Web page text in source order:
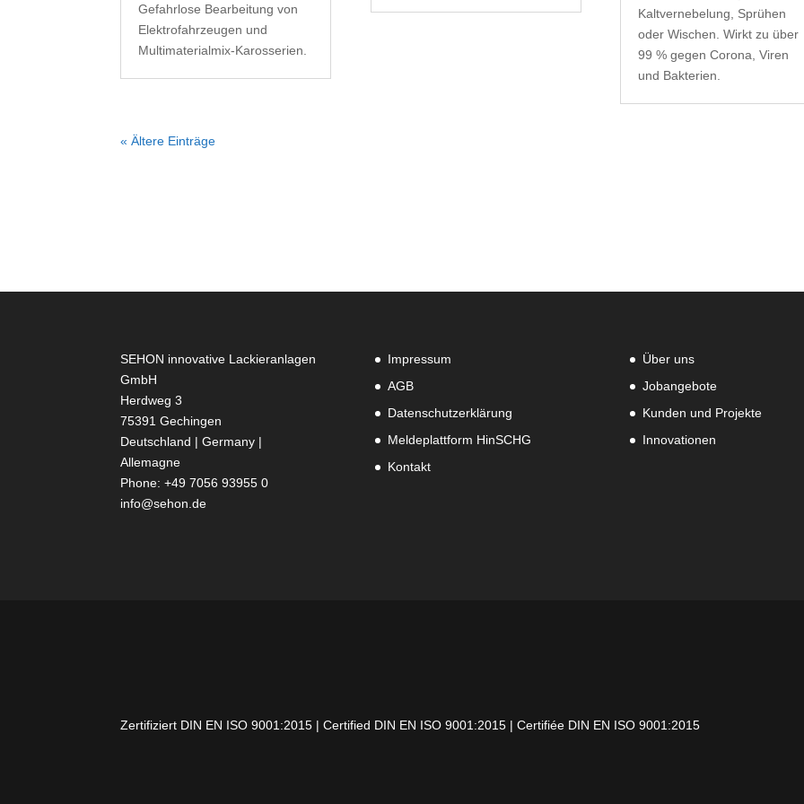
Gefahrlose Bearbeitung von
Elektrofahrzeugen und
Multimaterialmix-Karosserien.
Kaltvernebelung, Sprühen
oder Wischen. Wirkt zu über
99 % gegen Corona, Viren
und Bakterien.
« Ältere Einträge
SEHON innovative Lackieranlagen
GmbH
Herdweg 3
75391 Gechingen
Deutschland | Germany |
Allemagne
Phone: +49 7056 93955 0
info@sehon.de
Impressum
AGB
Datenschutzerklärung
Meldeplattform HinSCHG
Kontakt
Über uns
Jobangebote
Kunden und Projekte
Innovationen
Zertifiziert DIN EN ISO 9001:2015 | Certified DIN EN ISO 9001:2015 | Certifiée DIN EN ISO 9001:2015